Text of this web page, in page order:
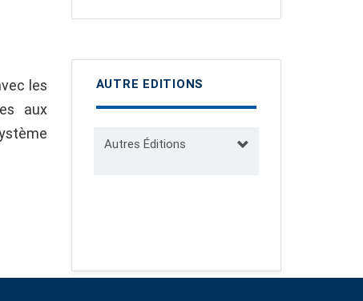
les
aux
AUTRE EDITIONS
Autres Éditions